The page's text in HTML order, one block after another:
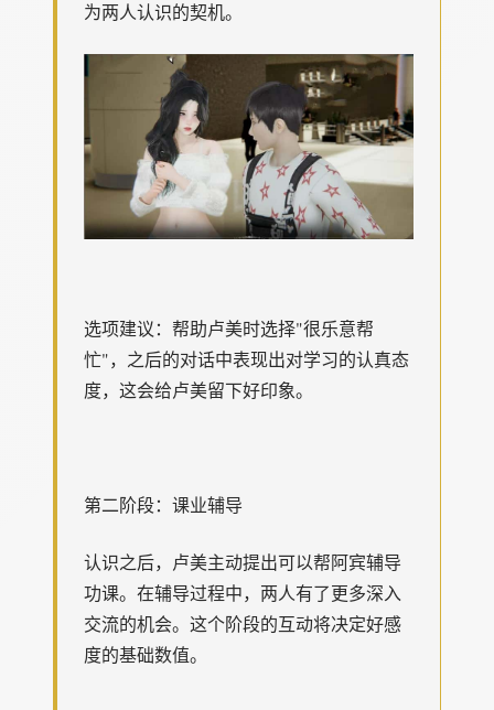
为两人认识的契机。
选项建议：帮助卢美时选择"很乐意帮
忙"，之后的对话中表现出对学习的认真态
度，这会给卢美留下好印象。
第二阶段：课业辅导
认识之后，卢美主动提出可以帮阿宾辅导
功课。在辅导过程中，两人有了更多深入
交流的机会。这个阶段的互动将决定好感
度的基础数值。